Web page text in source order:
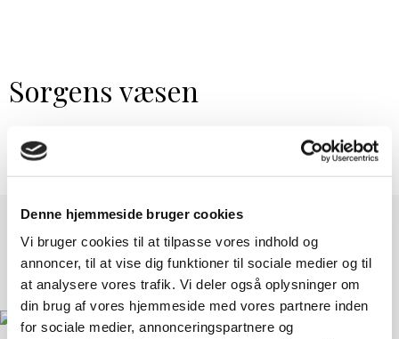
Denne hjemmeside bruger cookies
Vi bruger cookies til at tilpasse vores indhold og
annoncer, til at vise dig funktioner til sociale medier og til
at analysere vores trafik. Vi deler også oplysninger om
din brug af vores hjemmeside med vores partnere inden
for sociale medier, annonceringspartnere og
Sorgens væsen